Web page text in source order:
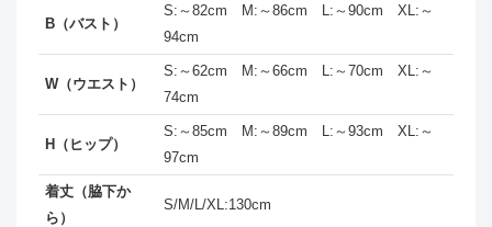
B（バスト）
S:～82cm M:～86cm L:～90cm XL:～
94cm
W（ウエスト）
S:～62cm M:～66cm L:～70cm XL:～
74cm
H（ヒップ）
S:～85cm M:～89cm L:～93cm XL:～
97cm
着丈（脇下か
ら）
S/M/L/XL:130cm